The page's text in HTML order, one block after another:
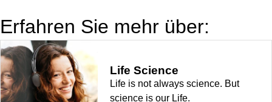
Erfahren Sie mehr über:
Life Science
Life is not always science. But
science is our Life.